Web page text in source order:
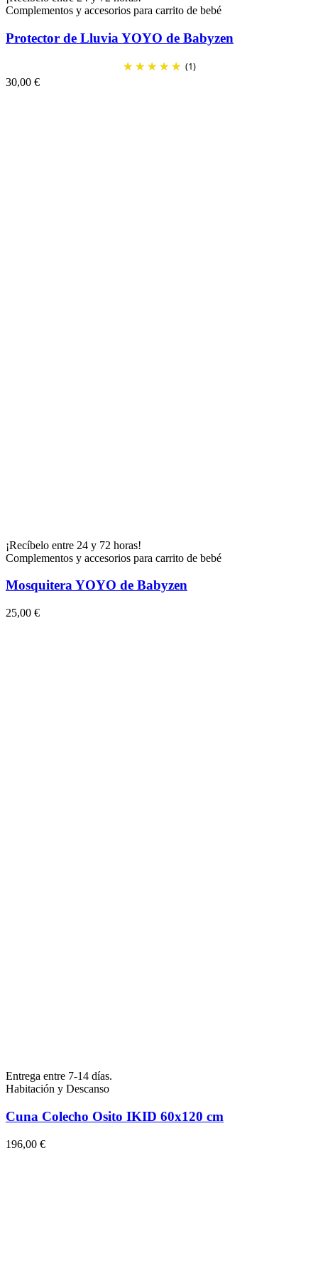
Complementos y accesorios para carrito de bebé
Protector de Lluvia YOYO de Babyzen
(1)
30,00 €
¡Recíbelo entre 24 y 72 horas!
Complementos y accesorios para carrito de bebé
Mosquitera YOYO de Babyzen
25,00 €
Entrega entre 7-14 días.
Habitación y Descanso
Cuna Colecho Osito IKID 60x120 cm
196,00 €